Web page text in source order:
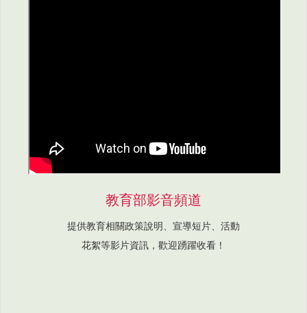
教育部影音頻道
提供教育相關政策說明、宣導短片、活動
花絮等影片資訊，歡迎踴躍收看！